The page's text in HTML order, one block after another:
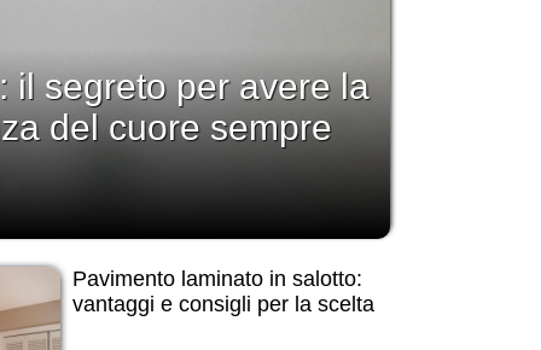
il segreto per avere la
del cuore sempre
Pavimento laminato in salotto:
vantaggi e consigli per la scelta